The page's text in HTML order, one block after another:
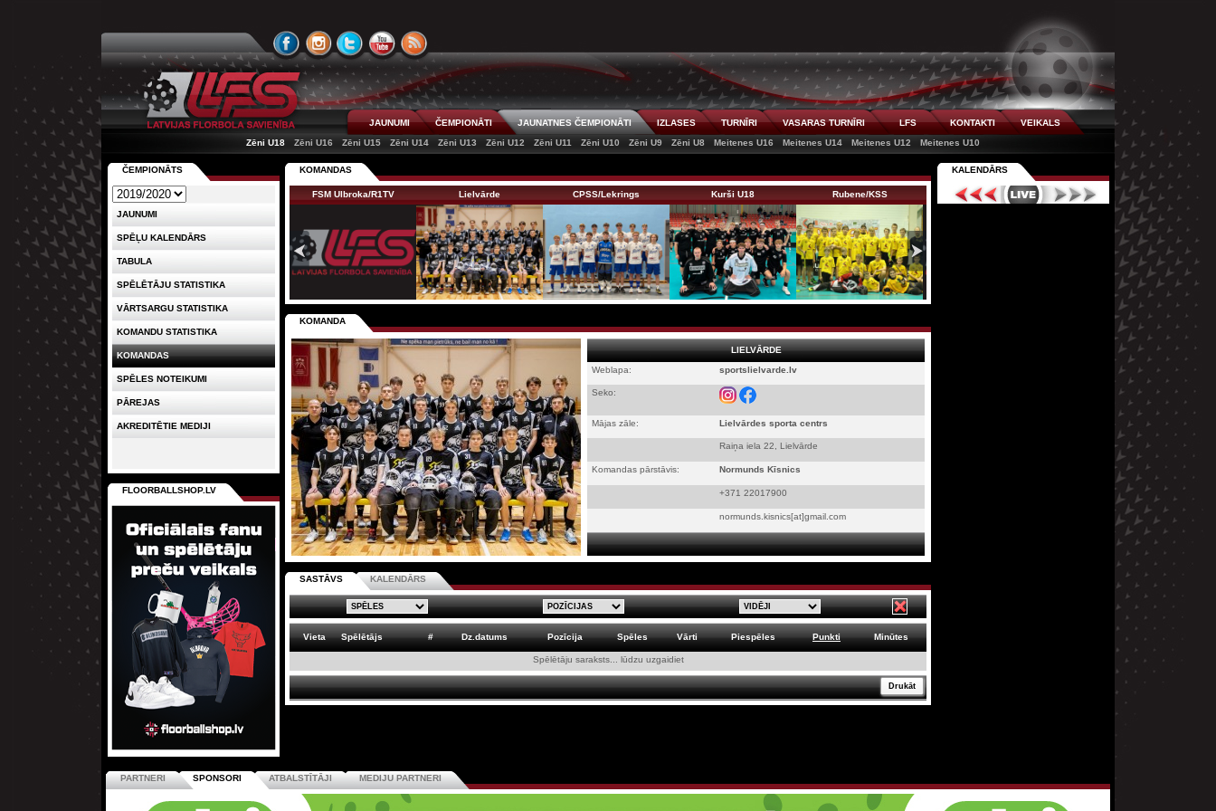
JAUNUMI ČEMPIONĀTI JAUNATNES ČEMPIONĀTI IZLASES TURNĪRI VASARAS TURNĪRI LFS KONTAKTI
VEIKALS
Zēni U18
Zēni U16 Zēni U15 Zēni U14 Zēni U13 Zēni U12 Zēni U11 Zēni U10 Zēni U9 Zēni U8 Meitenes U16 Meitenes U14 Meitenes U12 Meitenes U10
KOMANDAS
FSM Ulbroka/R1TV Lielvārde CPSS/Lekrings Kurši U18 Rubene/KSS Bauskas BJSS
KOMANDA
LIELVĀRDE
Weblapa:
sportslielvarde.lv
Seko:
Mājas zāle: Lielvārdes sporta centrs
Raiņa iela 22, Lielvārde
Komandas pārstāvis: Normunds Kīsnics
+371 22017900
normunds.kisnics[at]gmail.com
SASTĀVS KALENDĀRS
Vieta Spēlētājs # Dz.datums Pozīcija Spēles Vārti Piespēles Punkti Minūtes
Spēlētāju saraksts... lūdzu uzgaidiet
Drukāt
ČEMPIONĀTS
JAUNUMI
SPĒĻU KALENDĀRS
TABULA
SPĒLĒTĀJU STATISTIKA
VĀRTSARGU STATISTIKA
KOMANDU STATISTIKA
KOMANDAS
SPĒLES NOTEIKUMI
PĀREJAS
AKREDITĒTIE MEDIJI
FLOORBALLSHOP.LV
KALENDĀRS
PARTNERI SPONSORI ATBALSTĪTĀJI MEDIJU PARTNERI